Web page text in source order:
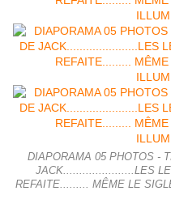
DIAPORAMA 05 PHOTOS -
JACK......................LES
REFAITE......... MÊME LE